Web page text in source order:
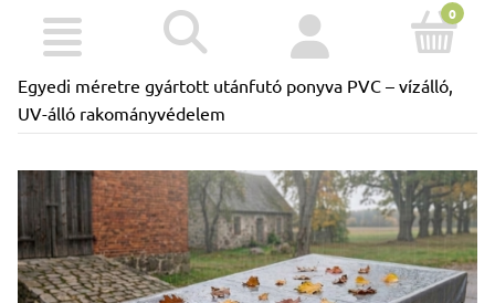
Egyedi méretre gyártott utánfutó ponyva PVC – vízálló,
UV-álló rakományvédelem